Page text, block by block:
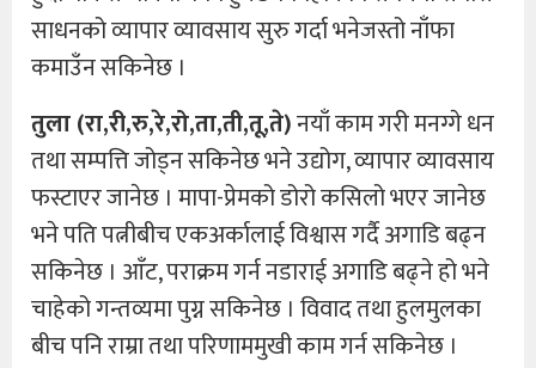
साधनको व्यापार व्यावसाय सुरु गर्दा भनेजस्तो नाँफा
कमाउँन सकिनेछ ।
तुला (रा,री,रु,रे,रो,ता,ती,तू,ते)नयाँ काम गरी मनग्गे धन
तथा सम्पत्ति जोड्न सकिनेछ भने उद्योग, व्यापार व्यावसाय
फस्टाएर जानेछ । मापा-प्रेमको डोरो कसिलो भएर जानेछ
भने पति पत्नीबीच एकअर्कालाई विश्वास गर्दै अगाडि बढ्न
सकिनेछ । आँट, पराक्रम गर्न नडाराई अगाडि बढ्ने हो भने
चाहेको गन्तव्यमा पुग्न सकिनेछ । विवाद तथा हुलमुलका
बीच पनि राम्रा तथा परिणाममुखी काम गर्न सकिनेछ ।